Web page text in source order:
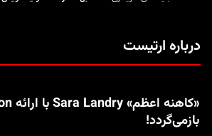
درباره ارتیست
بازمی‌گردد!